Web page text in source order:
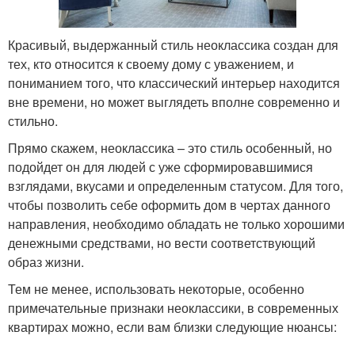
Красивый, выдержанный стиль неоклассика создан для
тех, кто относится к своему дому с уважением, и
пониманием того, что классический интерьер находится
вне времени, но может выглядеть вполне современно и
стильно.
Прямо скажем, неоклассика – это стиль особенный, но
подойдет он для людей с уже сформировавшимися
взглядами, вкусами и определенным статусом. Для того,
чтобы позволить себе оформить дом в чертах данного
направления, необходимо обладать не только хорошими
денежными средствами, но вести соответствующий
образ жизни.
Тем не менее, использовать некоторые, особенно
примечательные признаки неоклассики, в современных
квартирах можно, если вам близки следующие нюансы: